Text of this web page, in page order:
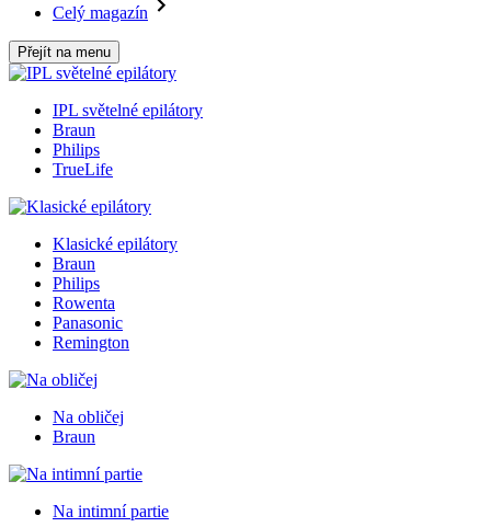
Celý magazín
Přejít na menu
IPL světelné epilátory
Braun
Philips
TrueLife
Klasické epilátory
Braun
Philips
Rowenta
Panasonic
Remington
Na obličej
Braun
Na intimní partie